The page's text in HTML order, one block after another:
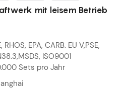
mit leisem Betrieb
RHOS, EPA, CARB. EU V,PSE,
ISO9001
Sets pro Jahr